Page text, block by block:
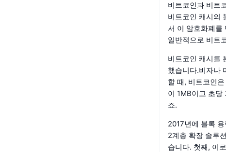
비트코인과 비트
비트코인 캐시의
서 이 암호화폐를
일반적으로 비트
비트코인 캐시를
했습니다.비자나
할 때, 비트코인
이 1MB이고 초
죠.
2017년에 블록
2계층 확장 솔루
습니다. 첫째, 이